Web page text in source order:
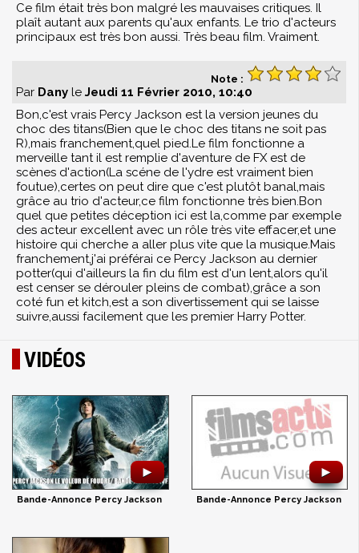
Ce film était très bon malgré les mauvaises critiques. Il
plaît autant aux parents qu'aux enfants. Le trio d'acteurs
principaux est très bon aussi. Très beau film. Vraiment.
Note :
Par Dany le Jeudi 11 Février 2010, 10:40
Bon,c'est vrais Percy Jackson est la version jeunes du
choc des titans(Bien que le choc des titans ne soit pas
R),mais franchement,quel pied.Le film fonctionne a
merveille tant il est remplie d'aventure de FX est de
scènes d'action(La scéne de l'ydre est vraiment bien
foutue),certes on peut dire que c'est plutôt banal,mais
grâce au trio d'acteur,ce film fonctionne très bien.Bon
quel que petites déception ici est la,comme par exemple
des acteur excellent avec un rôle très vite effacer,et une
histoire qui cherche a aller plus vite que la musique.Mais
franchement,j'ai préférai ce Percy Jackson au dernier
potter(qui d'ailleurs la fin du film est d'un lent,alors qu'il
est censer se dérouler pleins de combat),grâce a son
coté fun et kitch,est a son divertissement qui se laisse
suivre,aussi facilement que les premier Harry Potter.
VIDÉOS
►
Bande-Annonce Percy Jackson
►
Bande-Annonce Percy Jackson